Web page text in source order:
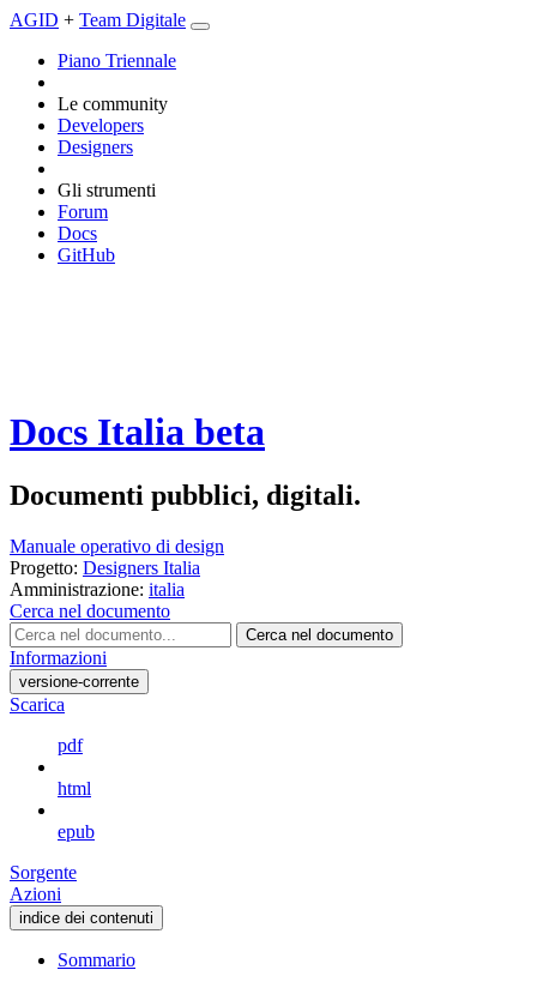
AGID + Team Digitale
Piano Triennale
Le community
Developers
Designers
Gli strumenti
Forum
Docs
GitHub
Docs Italia beta
Documenti pubblici, digitali.
Manuale operativo di design
Progetto: Designers Italia
Amministrazione: italia
Cerca nel documento
Cerca nel documento
Informazioni
versione-corrente
Scarica
pdf
html
epub
Sorgente
Azioni
indice dei contenuti
Sommario